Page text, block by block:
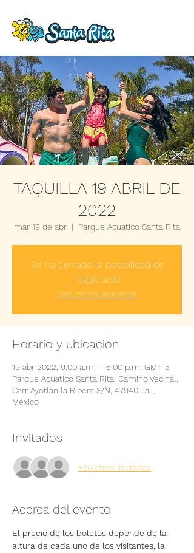
TAQUILLA 19 ABRIL DE
2022
mar 19 de abr
  |
Parque Acuatico Santa Rita
Se ha cerrado la posibilidad de
registrarse
Ver otros eventos
Horario y ubicación
19 abr 2022, 9:00 a.m. – 6:00 p.m. GMT-5
Parque Acuatico Santa Rita, Camino Vecinal,
Carr Ayotlán la Ribera S/N, 47940 Jal.,
México
Invitados
+46 otros invitados
Acerca del evento
El precio de los boletos depende de la
altura de cada uno de los visitantes, la